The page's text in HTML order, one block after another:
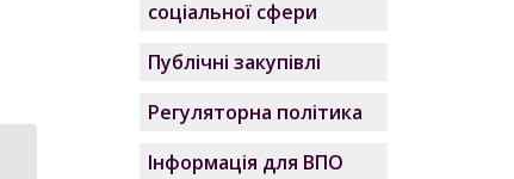
соціальної сфери
Публічні закупівлі
Регуляторна політика
Інформація для ВПО
Рішення чергового